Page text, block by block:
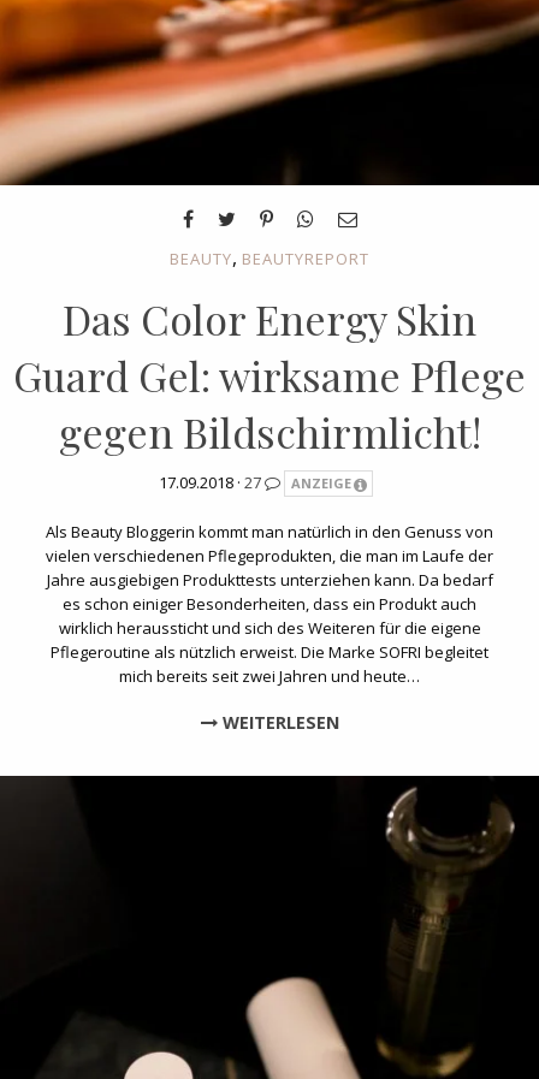
BEAUTY, BEAUTYREPORT
Das Color Energy Skin
Guard Gel: wirksame Pflege
gegen Bildschirmlicht!
17.09.2018 · 27 ANZEIGE
Als Beauty Bloggerin kommt man natürlich in den Genuss von
vielen verschiedenen Pflegeprodukten, die man im Laufe der
Jahre ausgiebigen Produkttests unterziehen kann. Da bedarf
es schon einiger Besonderheiten, dass ein Produkt auch
wirklich heraussticht und sich des Weiteren für die eigene
Pflegeroutine als nützlich erweist. Die Marke SOFRI begleitet
mich bereits seit zwei Jahren und heute…
WEITERLESEN